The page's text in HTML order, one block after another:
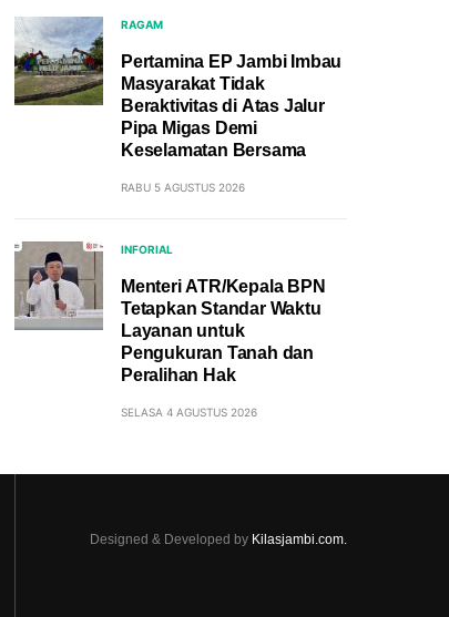
RAGAM
Pertamina EP Jambi Imbau
Masyarakat Tidak
Beraktivitas di Atas Jalur
Pipa Migas Demi
Keselamatan Bersama
RABU 5 AGUSTUS 2026
INFORIAL
Menteri ATR/Kepala BPN
Tetapkan Standar Waktu
Layanan untuk
Pengukuran Tanah dan
Peralihan Hak
SELASA 4 AGUSTUS 2026
Designed & Developed by Kilasjambi.com.